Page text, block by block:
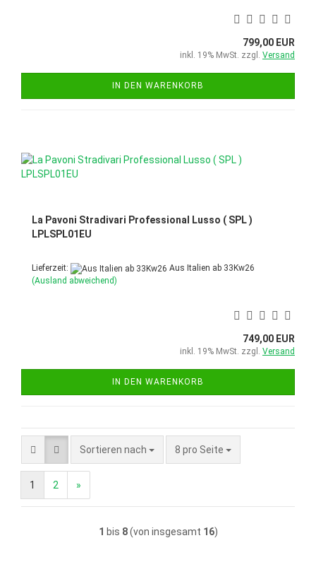
799,00 EUR
inkl. 19% MwSt. zzgl. Versand
IN DEN WARENKORB
La Pavoni Stradivari Professional Lusso ( SPL )
LPLSPL01EU
Lieferzeit:
Aus Italien ab 33Kw26
(Ausland abweichend)
749,00 EUR
inkl. 19% MwSt. zzgl. Versand
IN DEN WARENKORB
Sortieren nach
Sortieren nach 8 pro Seite
pro Seite
1 2 »
1 bis 8(von insgesamt 16)